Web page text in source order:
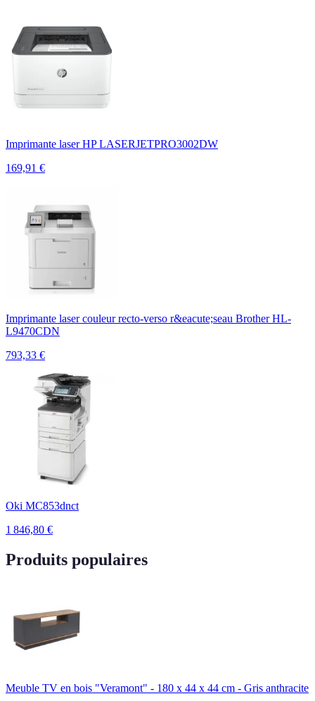
Imprimante laser HP LASERJETPRO3002DW
169,91 €
Imprimante laser couleur recto-verso r&eacute;seau Brother HL-
L9470CDN
793,33 €
Oki MC853dnct
1 846,80 €
Produits populaires
Meuble TV en bois "Veramont" - 180 x 44 x 44 cm - Gris anthracite